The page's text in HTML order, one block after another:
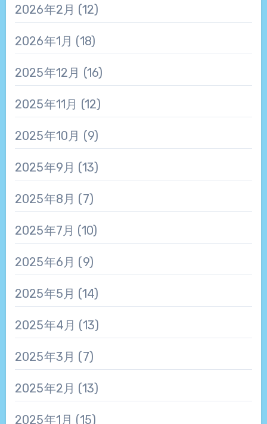
2026年2月 (12)
2026年1月 (18)
2025年12月 (16)
2025年11月 (12)
2025年10月 (9)
2025年9月 (13)
2025年8月 (7)
2025年7月 (10)
2025年6月 (9)
2025年5月 (14)
2025年4月 (13)
2025年3月 (7)
2025年2月 (13)
2025年1月 (15)